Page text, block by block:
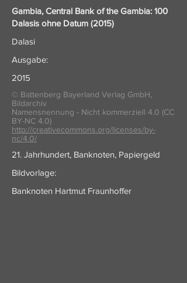
Gambia, Central Bank of the Gambia: 100
Dalasis ohne Datum (2015)
Dalasi
Ausgabe:
2015
© Battenberg Bayerland Verlag GmbH,
Bildarchiv
Namensnennung - Nicht kommerziell 4.0 (CC
BY-NC 4.0)
http://creativecommons.org/licenses/by-
nc/4.0/
21. Jahrhundert, Banknoten, Papiergeld
Bildvorlage:
Banknoten Hartmut Fraunhoffer